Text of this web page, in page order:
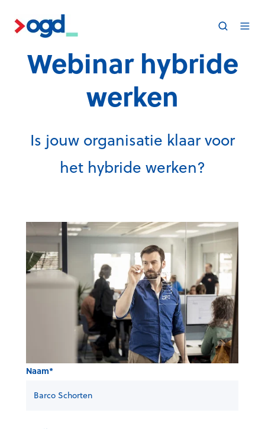
Webinar hybride
werken
Is jouw organisatie klaar voor
het hybride werken?
Naam*